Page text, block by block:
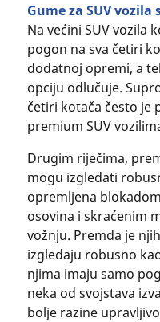
Gume za SUV
Na većini SUV vozila
pogon na sva četiri
dodatnoj opremi, a
opciju odlučuje.
četiri kotača često je
premium SUV
Drugim riječima,
mogu izgledati
opremljena
osovina i skraćenim
vožnju. Premda je
izgledaju robusno
njima imaju samo
neka od svojstava
bolje razine